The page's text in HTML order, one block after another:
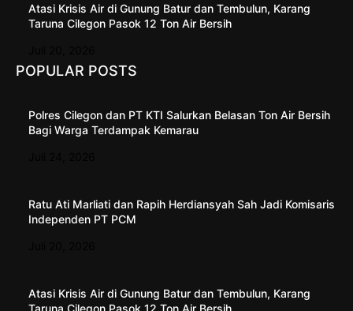
Atasi Krisis Air di Gunung Batur dan Tembulun, Karang
Taruna Cilegon Pasok 12 Ton Air Bersih
POPULAR POSTS
Polres Cilegon dan PT KTI Salurkan Belasan Ton Air Bersih
Bagi Warga Terdampak Kemarau
Ratu Ati Marliati dan Rapih Herdiansyah Sah Jadi Komisaris
Independen PT PCM
Atasi Krisis Air di Gunung Batur dan Tembulun, Karang
Taruna Cilegon Pasok 12 Ton Air Bersih